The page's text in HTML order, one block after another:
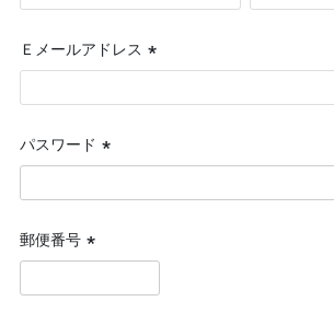
須)
Ｅメールアドレス
(必
須)
パスワード
(必
須)
郵便番号
(必
須)